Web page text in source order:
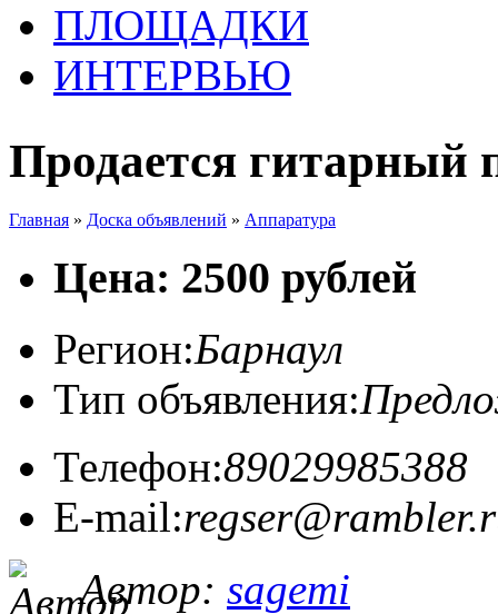
ПЛОЩАДКИ
ИНТЕРВЬЮ
Продается гитарный
Главная » Доска объявлений » Аппаратура
Цена: 2500 рублей
Регион:Барнаул
Тип объявления:
Телефон:89029985388
E-mail:
Автор: sagemi